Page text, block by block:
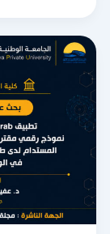
بحث
علمي
مشترك
:
تطبيق
Arab
School-
نموذج